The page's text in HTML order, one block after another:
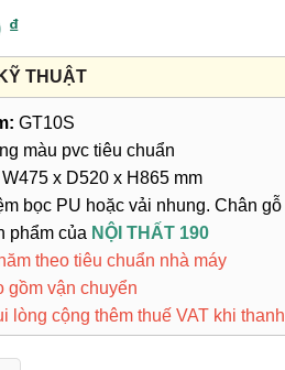
₫
THUẬT
GT10S
màu pvc tiêu chuẩn
W475 x D520 x H865 mm
bọc PU hoặc vải nhung. Chân
phẩm của NỘI THẤT 190
theo tiêu chuẩn nhà máy
gồm vận chuyển
lòng cộng thêm thuế VAT khi